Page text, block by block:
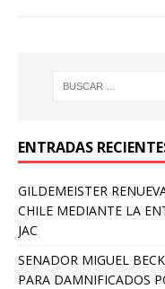
ENTRADAS
GILDEMEISTER
CHILE MEDIANTE LA
JAC
SENADOR MIGUEL
PARA DAMNIFICADOS